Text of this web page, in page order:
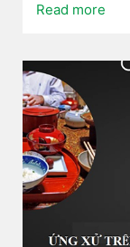
Read more